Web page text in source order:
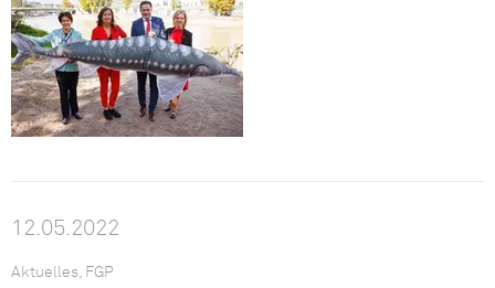
12.05.2022
Aktuelles, FGP